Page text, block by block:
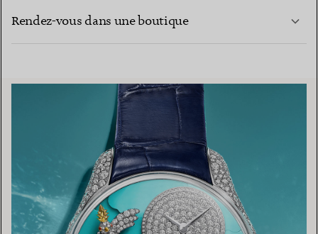
Rendez-vous dans une boutique
TROUVEZ LA BOUTIQUE LA PLUS PROCHE